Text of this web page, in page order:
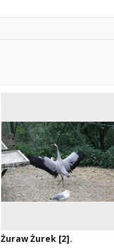
Żuraw Żurek [2].